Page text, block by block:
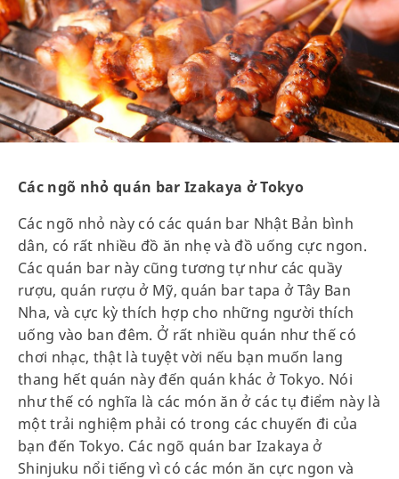
Các ngõ nhỏ quán bar Izakaya ở Tokyo
Các ngõ nhỏ này có các quán bar Nhật Bản bình
dân, có rất nhiều đồ ăn nhẹ và đồ uống cực ngon.
Các quán bar này cũng tương tự như các quầy
rượu, quán rượu ở Mỹ, quán bar tapa ở Tây Ban
Nha, và cực kỳ thích hợp cho những người thích
uống vào ban đêm. Ở rất nhiều quán như thế có
chơi nhạc, thật là tuyệt vời nếu bạn muốn lang
thang hết quán này đến quán khác ở Tokyo. Nói
như thế có nghĩa là các món ăn ở các tụ điểm này là
một trải nghiệm phải có trong các chuyến đi của
bạn đến Tokyo. Các ngõ quán bar Izakaya ở
Shinjuku nổi tiếng vì có các món ăn cực ngon và